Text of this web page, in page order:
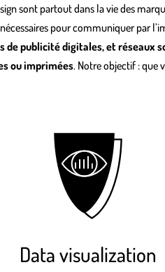
sont partout dans la vie des
pour communiquer par
de publicité digitales, et réseaux
ou imprimées. Notre objectif : que
Data visualization